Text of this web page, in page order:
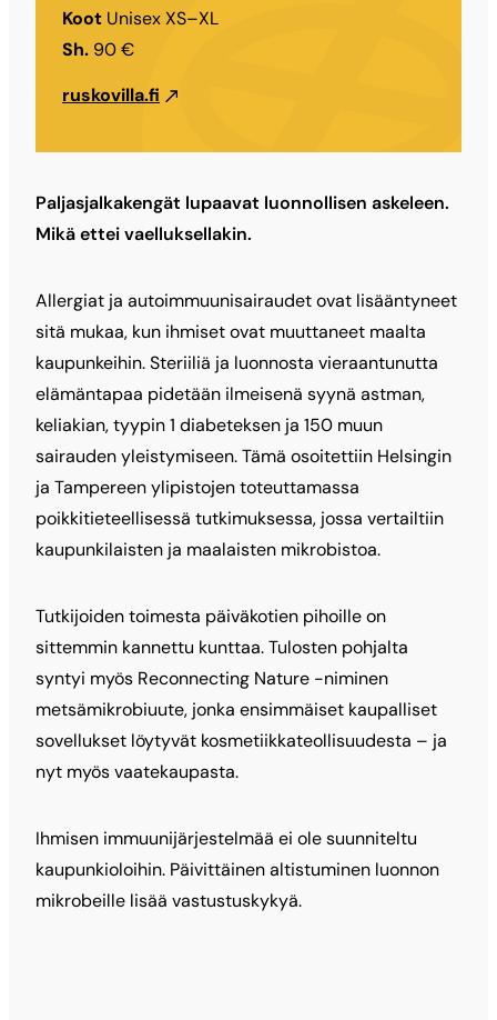
Koot Unisex XS–XL
Sh. 90 €
ruskovilla.fi
Paljasjalkakengät lupaavat luonnollisen askeleen.
Mikä ettei vaelluksellakin.
Allergiat ja autoimmuunisairaudet ovat lisääntyneet
sitä mukaa, kun ihmiset ovat muuttaneet maalta
kaupunkeihin. Steriiliä ja luonnosta vieraantunutta
elämäntapaa pidetään ilmeisenä syynä astman,
keliakian, tyypin 1 diabeteksen ja 150 muun
sairauden yleistymiseen. Tämä osoitettiin Helsingin
ja Tampereen ylipistojen toteuttamassa
poikkitieteellisessä tutkimuksessa, jossa vertailtiin
kaupunkilaisten ja maalaisten mikrobistoa.
Tutkijoiden toimesta päiväkotien pihoille on
sittemmin kannettu kunttaa. Tulosten pohjalta
syntyi myös Reconnecting Nature -niminen
metsämikrobiuute, jonka ensimmäiset kaupalliset
sovellukset löytyvät kosmetiikkateollisuudesta – ja
nyt myös vaatekaupasta.
Ihmisen immuunijärjestelmää ei ole suunniteltu
kaupunkioloihin. Päivittäinen altistuminen luonnon
mikrobeille lisää vastustuskykyä.